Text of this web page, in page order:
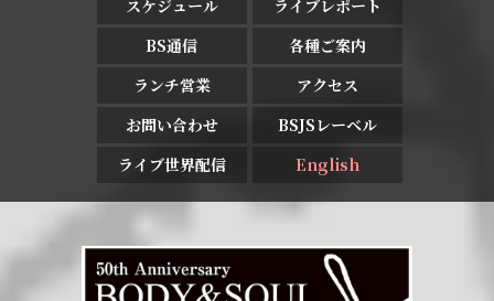
スケジュール
ライブレポート
BS通信
各種ご案内
ランチ営業
アクセス
お問い合わせ
BSJSレーベル
ライブ世界配信
English